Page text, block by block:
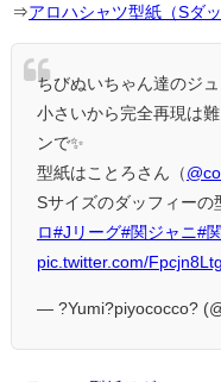
⇒アロハシャツ型紙（Sダ
ちびぬいちゃん達のジ
小さいから完全再現は
ンで✨
型紙はことろさん（
Sサイズのダッフィーの
ロ#Jリーグ#関ジャニ#
pic.twitter.com/
— ?Yumi?piyococco?